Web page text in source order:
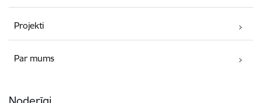
Projekti
Par mums